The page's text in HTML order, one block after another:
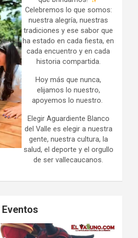
Celebremos lo que somos:
nuestra alegría, nuestras
tradiciones y ese sabor que
ha estado en cada fiesta, en
cada encuentro y en cada
historia compartida.
Hoy más que nunca,
elijamos lo nuestro,
apoyemos lo nuestro.
Elegir Aguardiente Blanco
del Valle es elegir a nuestra
gente, nuestra cultura, la
salud, el deporte y el orgullo
de ser vallecaucanos.